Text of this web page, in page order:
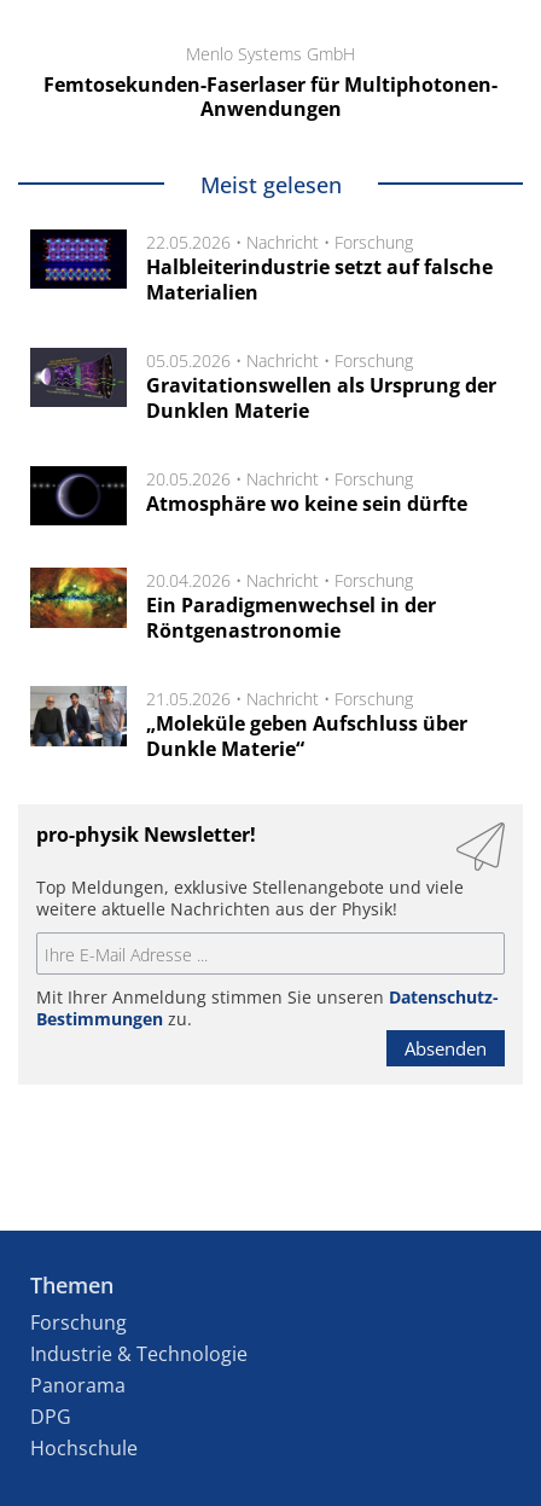
Menlo Systems GmbH
Femtosekunden-Faserlaser für Multiphotonen-
Anwendungen
Meist gelesen
22.05.2026 • Nachricht • Forschung
Halbleiterindustrie setzt auf falsche
Materialien
05.05.2026 • Nachricht • Forschung
Gravitationswellen als Ursprung der
Dunklen Materie
20.05.2026 • Nachricht • Forschung
Atmosphäre wo keine sein dürfte
20.04.2026 • Nachricht • Forschung
Ein Paradigmenwechsel in der
Röntgenastronomie
21.05.2026 • Nachricht • Forschung
„Moleküle geben Aufschluss über
Dunkle Materie“
pro-physik Newsletter!
Top Meldungen, exklusive Stellenangebote und viele
weitere aktuelle Nachrichten aus der Physik!
Mit Ihrer Anmeldung stimmen Sie unseren Datenschutz-
Bestimmungen zu.
Absenden
Themen
Forschung
Industrie & Technologie
Panorama
DPG
Hochschule